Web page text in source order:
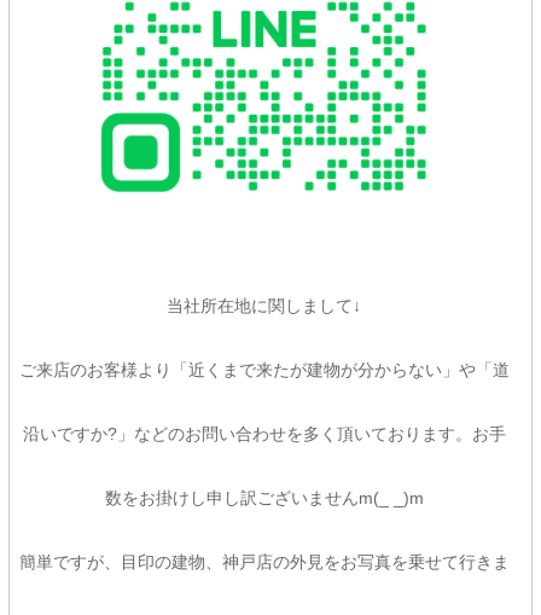
当社所在地に関しまして↓
ご来店のお客様より「近くまで来たが建物が分からない」や「道
沿いですか?」などのお問い合わせを多く頂いております。お手
数をお掛けし申し訳ございませんm(_ _)m
簡単ですが、目印の建物、神戸店の外見をお写真を乗せて行きま